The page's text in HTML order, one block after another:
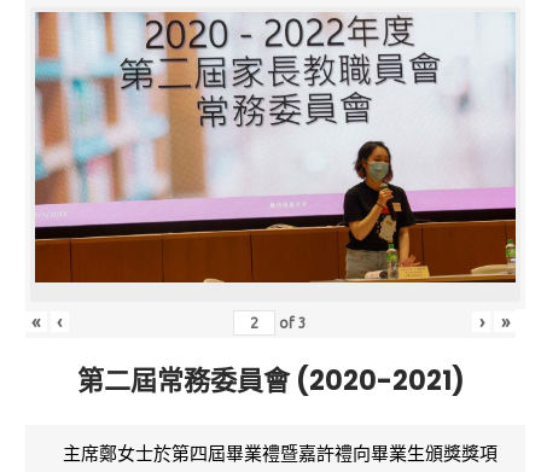
« ‹ of3 › »
第二屆常務委員會 (2020-2021)
主席鄭女士於第四屆畢業禮暨嘉許禮向畢業生頒獎獎項